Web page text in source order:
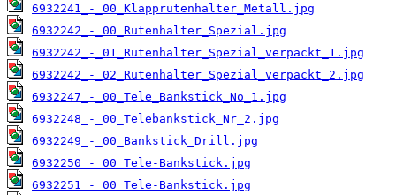
6932241_-_00_Klapprutenhalter_Metall.jpg
6932242_-_00_Rutenhalter_Spezial.jpg
6932242_-_01_Rutenhalter_Spezial_verpackt_1.jpg
6932242_-_02_Rutenhalter_Spezial_verpackt_2.jpg
6932247_-_00_Tele_Bankstick_No_1.jpg
6932248_-_00_Telebankstick_Nr_2.jpg
6932249_-_00_Bankstick_Drill.jpg
6932250_-_00_Tele-Bankstick.jpg
6932251_-_00_Tele-Bankstick.jpg